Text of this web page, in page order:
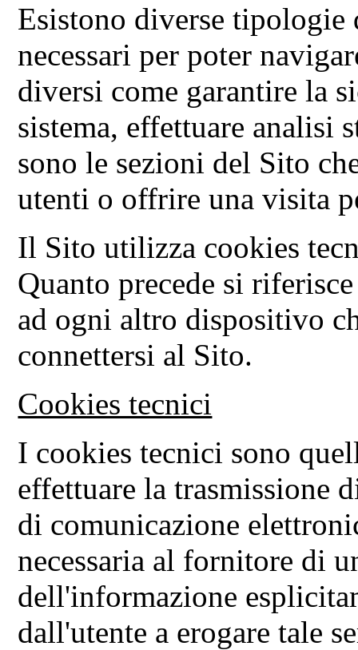
Esistono diverse
necessari per poter
diversi come garantire la
sistema, effettuare analisi
sono le sezioni del Sito
utenti o offrire una visita
Il Sito utilizza cookies
Quanto precede si
ad ogni altro dispositivo
connettersi al Sito.
Cookies tecnici
I cookies tecnici sono
effettuare la trasmissione
di comunicazione
necessaria al fornitore di
dell'informazione
dall'utente a erogare tale